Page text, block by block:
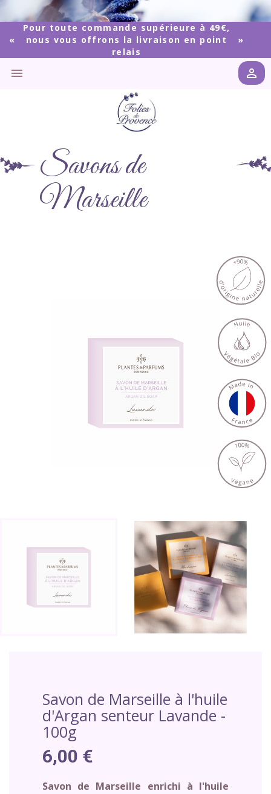
Pour toute commande supérieure à 49€,
nous vous offrons la livraison en point
relais
 
Savons de
Marseille
Savon de Marseille à l'huile
d'Argan senteur Lavande -
100g
6,00 €
Savon de Marseille enrichi à l'huile